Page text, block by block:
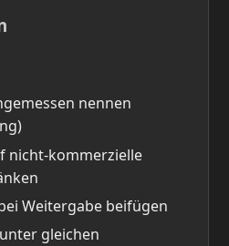
nennen
nicht-kommerzielle
Weitergabe beifügen
gleichen